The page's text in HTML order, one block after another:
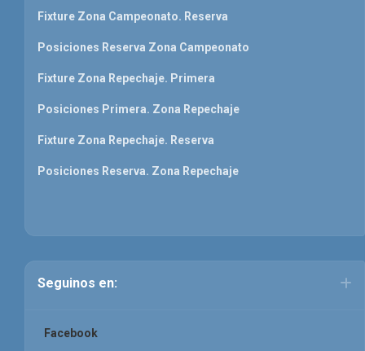
Fixture Zona Campeonato. Reserva
Posiciones Reserva Zona Campeonato
Fixture Zona Repechaje. Primera
Posiciones Primera. Zona Repechaje
Fixture Zona Repechaje. Reserva
Posiciones Reserva. Zona Repechaje
Seguinos en:
Facebook